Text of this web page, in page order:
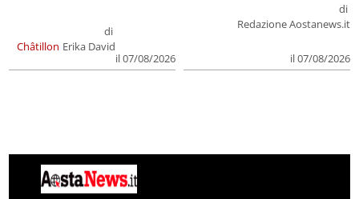
Châtillon
di
Erika David
il 07/08/2026
di
Redazione Aostanews.it
il 07/08/2026